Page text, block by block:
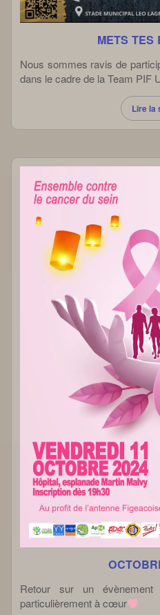
METS TES
Nous sommes ravis de
dans le cadre de la Team PIF
Lire la
Retour sur un évènement
particulièrement à cœur